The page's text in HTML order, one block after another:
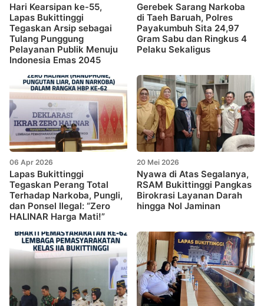
Hari Kearsipan ke-55,
Lapas Bukittinggi
Tegaskan Arsip sebagai
Tulang Punggung
Pelayanan Publik Menuju
Indonesia Emas 2045
Gerebek Sarang Narkoba
di Taeh Baruah, Polres
Payakumbuh Sita 24,97
Gram Sabu dan Ringkus 4
Pelaku Sekaligus
06 Apr 2026
Lapas Bukittinggi
Tegaskan Perang Total
Terhadap Narkoba, Pungli,
dan Ponsel Ilegal: “Zero
HALINAR Harga Mati!”
20 Mei 2026
Nyawa di Atas Segalanya,
RSAM Bukittinggi Pangkas
Birokrasi Layanan Darah
hingga Nol Jaminan